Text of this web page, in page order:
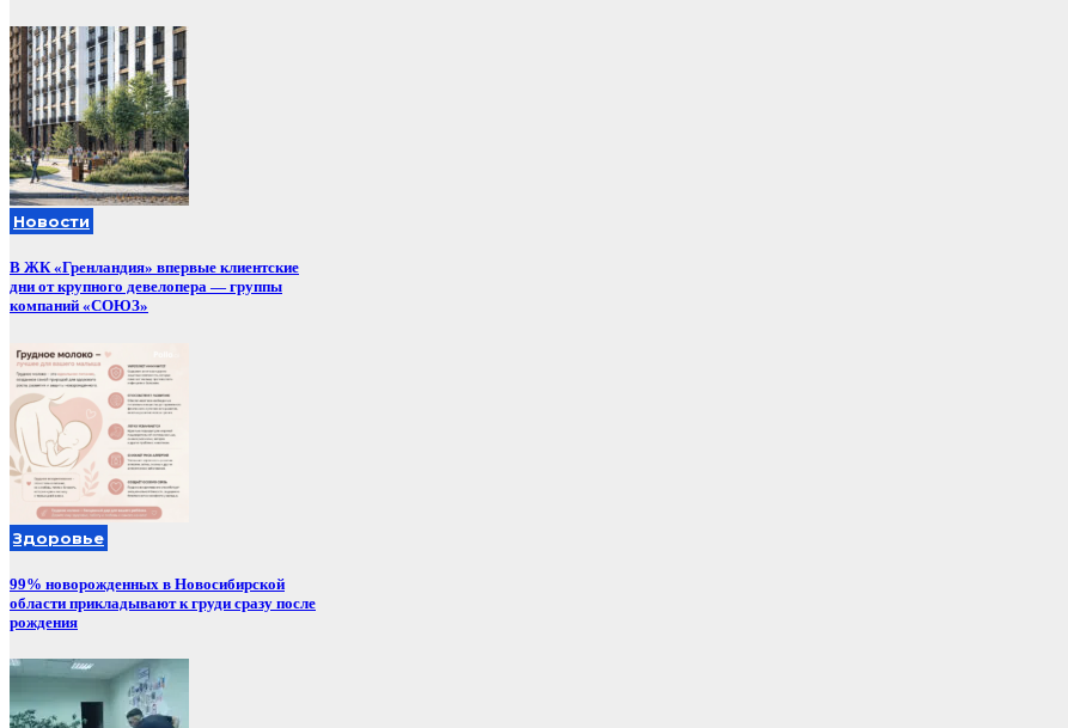
Новости
В ЖК «Гренландия» впервые клиентские
дни от крупного девелопера — группы
компаний «СОЮЗ»
Здоровье
99% новорожденных в Новосибирской
области прикладывают к груди сразу после
рождения